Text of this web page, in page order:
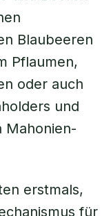
Blaubeeren
Pflaumen,
oder auch
und
Mahonien-
erstmals,
für